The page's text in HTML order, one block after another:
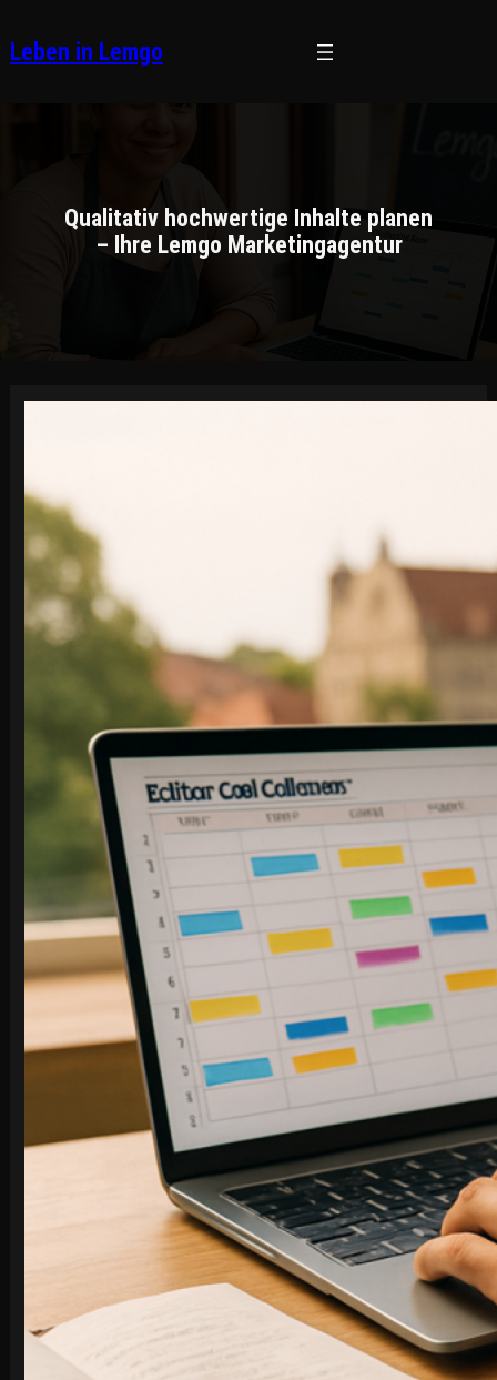
Inhalt
springen
Leben in Lemgo
Qualitativ hochwertige Inhalte planen
– Ihre Lemgo Marketingagentur